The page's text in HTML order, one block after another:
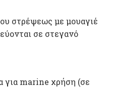
στρέψεως με μουαγιέ
σε στεγανό
για marine χρήση (σε